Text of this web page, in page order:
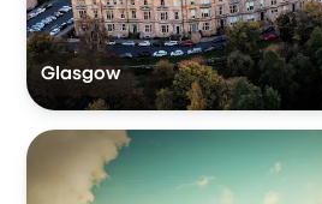
Glasgow